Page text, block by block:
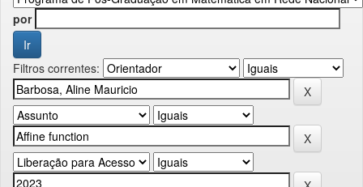
por
Filtros correntes: